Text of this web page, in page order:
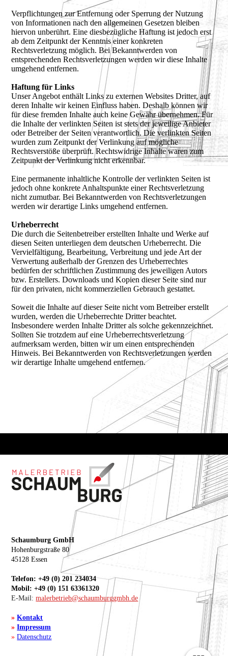
Verpflichtungen zur Entfernung oder Sperrung der Nutzung
von Informationen nach den allgemeinen Gesetzen bleiben
hiervon unberührt. Eine diesbezügliche Haftung ist jedoch erst
ab dem Zeitpunkt der Kenntnis einer konkreten
Rechtsverletzung möglich. Bei Bekanntwerden von
entsprechenden Rechtsverletzungen werden wir diese Inhalte
umgehend entfernen.
Haftung für Links
Unser Angebot enthält Links zu externen Websites Dritter, auf
deren Inhalte wir keinen Einfluss haben. Deshalb können wir
für diese fremden Inhalte auch keine Gewähr übernehmen. Für
die Inhalte der verlinkten Seiten ist stets der jeweilige Anbieter
oder Betreiber der Seiten verantwortlich. Die verlinkten Seiten
wurden zum Zeitpunkt der Verlinkung auf mögliche
Rechtsverstöße überprüft. Rechtswidrige Inhalte waren zum
Zeitpunkt der Verlinkung nicht erkennbar.
Eine permanente inhaltliche Kontrolle der verlinkten Seiten ist
jedoch ohne konkrete Anhaltspunkte einer Rechtsverletzung
nicht zumutbar. Bei Bekanntwerden von Rechtsverletzungen
werden wir derartige Links umgehend entfernen.
Urheberrecht
Die durch die Seitenbetreiber erstellten Inhalte und Werke auf
diesen Seiten unterliegen dem deutschen Urheberrecht. Die
Vervielfältigung, Bearbeitung, Verbreitung und jede Art der
Verwertung außerhalb der Grenzen des Urheberrechtes
bedürfen der schriftlichen Zustimmung des jeweiligen Autors
bzw. Erstellers. Downloads und Kopien dieser Seite sind nur
für den privaten, nicht kommerziellen Gebrauch gestattet.
Soweit die Inhalte auf dieser Seite nicht vom Betreiber erstellt
wurden, werden die Urheberrechte Dritter beachtet.
Insbesondere werden Inhalte Dritter als solche gekennzeichnet.
Sollten Sie trotzdem auf eine Urheberrechtsverletzung
aufmerksam werden, bitten wir um einen entsprechenden
Hinweis. Bei Bekanntwerden von Rechtsverletzungen werden
wir derartige Inhalte umgehend entfernen.
Schaumburg GmbH
Hohenburgstraße 80
45128 Essen
Telefon: +49 (0) 201 234034
Mobil: +49 (0) 151 63361320
E-Mail: malerbetrieb@schaumburggmbh.de
»Kontakt
»Impressum
»Datenschutz